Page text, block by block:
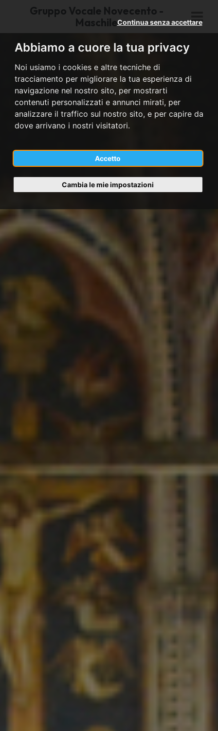
Abbiamo a cuore la tua privacy
Noi usiamo i cookies e altre tecniche di
tracciamento per migliorare la tua esperienza di
navigazione nel nostro sito, per mostrarti
contenuti personalizzati e annunci mirati, per
analizzare il traffico sul nostro sito, e per capire da
dove arrivano i nostri visitatori.
Accetto
Continua senza accettare
Cambia le mie impostazioni
Gruppo Vocale Novecento -
Maschile